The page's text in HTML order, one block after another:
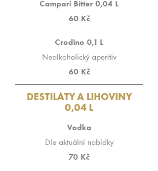
Campari Bitter 0,04 L
60 Kč
Crodino 0,1 L
Nealkoholický aperitiv
60 Kč
DESTILÁTY A LIHOVINY
0,04 L
Vodka
Dle aktuální nabídky
70 Kč